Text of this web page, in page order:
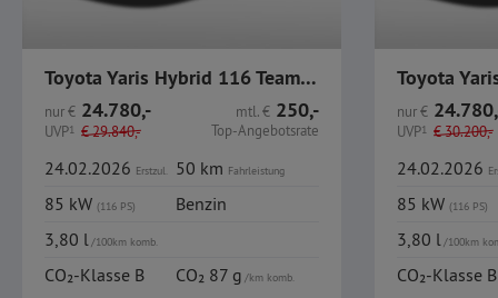
Toyota Yaris Hybrid 116 Teamplayer Safety-/ComfortP
nur€ 24.780,-
UVP1 €29.840,-
mtl.€ 250,-
Top-Angebotsrate
24.02.2026 Erstzul. 50 km Fahrleistung
85 kW (116 PS)
Benzin
3,80 l/100km komb.
CO₂-Klasse B CO₂ 87 g/km komb.
nur€
UVP1 €30.200,-
24.02.2026
85 kW (116 PS)
3,80 l/100km
CO₂-Klasse B